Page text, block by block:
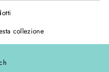
collezione